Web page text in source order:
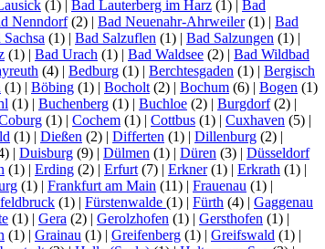
(1) | Bad Lauterberg im Harz (1) | Bad
Nenndorf(2) | Bad Neuenahr-Ahrweiler(1) | Bad
(1) | Bad Salzuflen (1) | Bad Salzungen (1) |
(1) | Bad Urach (1) | Bad Waldsee (2) | Bad Wildbad
(4) | Bedburg (1) | Berchtesgaden (1) | Bergisch
(1) | Böbing (1) | Bocholt (2) | Bochum (6) | Bogen (1)
(1) | Buchenberg (1) | Buchloe (2) | Burgdorf(2) |
(1) | Cochem (1) | Cottbus (1) | Cuxhaven (5) |
(1) | Dießen (2) | Differten (1) | Dillenburg (2) |
| Duisburg (9) | Dülmen (1) | Düren (3) | Düsseldorf
(1) | Erding (2) | Erfurt (7) | Erkner(1) | Erkrath (1) |
(1) | Frankfurt am Main (11) | Frauenau (1) |
(1) | Fürstenwalde (1) | Fürth (4) | Gaggenau
(1) | Gera (2) | Gerolzhofen (1) | Gersthofen (1) |
(1) | Grainau (1) | Greifenberg (1) | Greifswald (1) |